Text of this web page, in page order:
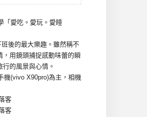
「愛吃。愛玩。愛睡
後的最大樂趣。雖然稱不
，用鏡頭捕捉感動味蕾的瞬
的風景與心情。
機(vivo X90pro)為主，相機
客
客